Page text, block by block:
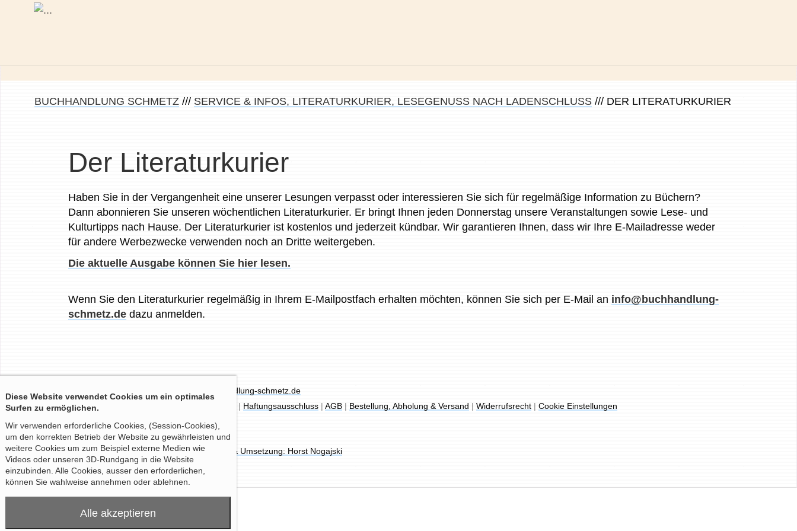
BUCHHANDLUNG SCHMETZ /// SERVICE & INFOS, LITERATURKURIER, LESEGENUSS NACH LADENSCHLUSS /// DER LITERATURKURIER
Der Literaturkurier
Haben Sie in der Vergangenheit eine unserer Lesungen verpasst oder interessieren Sie sich für regelmäßige Information zu Büchern?
Dann abonnieren Sie unseren wöchentlichen Literaturkurier. Er bringt Ihnen jeden Donnerstag unsere Veranstaltungen sowie Lese- und
Kulturtipps nach Hause. Der Literaturkurier ist kostenlos und jederzeit kündbar. Wir garantieren Ihnen, dass wir Ihre E-Mailadresse weder
für andere Werbezwecke verwenden noch an Dritte weitergeben.
Die aktuelle Ausgabe können Sie hier lesen.
Wenn Sie den Literaturkurier regelmäßig in Ihrem E-Mailpostfach erhalten möchten, können Sie sich per E-Mail an info@buchhandlung-
schmetz.de dazu anmelden.
info@buchhandlung-schmetz.de
RECHTLICHES:
| Haftungsausschluss |AGB | Bestellung, Abholung & Versand |Widerrufsrecht |Cookie Einstellungen
© 2026 Buchhandlung Schmetz am Dom |Konzept & Umsetzung: Horst Nogajski
Diese Website verwendet Cookies um ein optimales
Surfen zu ermöglichen.
Wir verwenden erforderliche Cookies, (Session-Cookies),
um den korrekten Betrieb der Website zu gewährleisten und
weitere Cookies um zum Beispiel externe Medien wie
Videos oder unseren 3D-Rundgang in die Website
einzubinden. Alle Cookies, ausser den erforderlichen,
können Sie wahlweise annehmen oder ablehnen.
Alle akzeptieren